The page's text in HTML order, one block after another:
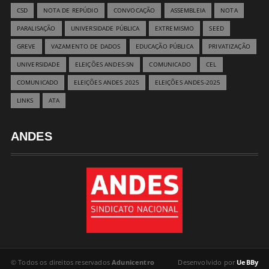
CSD NOTA DE REPÚDIO CONVOCAÇÃO ASSEMBLEIA NOTA
PARALISAÇÃO UNIVERSIDADE PÚBLICA EXTREMISMO SEED
GREVE VAZAMENTO DE DADOS EDUCAÇÃO PÚBLICA PRIVATIZAÇÃO
UNIVERSIDADE ELEIÇÕES ANDES-SN COMUNICADO CEL
COMUNICADO ELEIÇÕES ANDES 2025 ELEIÇÕES ANDES-2025
LINKS ATA
ANDES
Desenvolvido por UeBBy
© Todos os direitos reservadosAdunicentro